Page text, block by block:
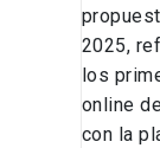
2025,
los
online
con la